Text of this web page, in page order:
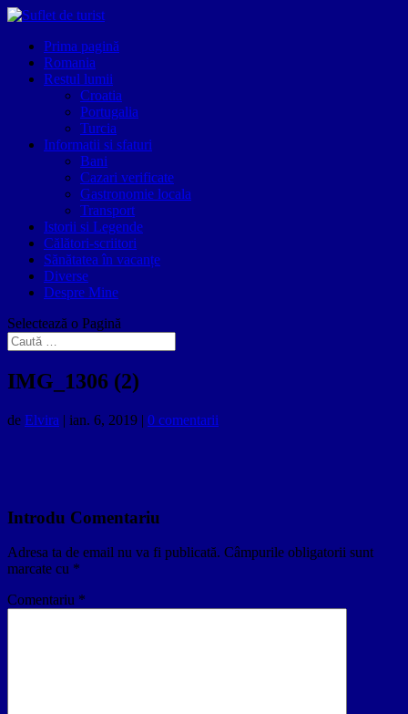
Prima pagină
Romania
Restul lumii
Croatia
Portugalia
Turcia
Informatii si sfaturi
Bani
Cazari verificate
Gastronomie locala
Transport
Istorii si Legende
Călători-scriitori
Sănătatea în vacanțe
Diverse
Despre Mine
Selectează o Pagină
IMG_1306 (2)
de Elvira | ian. 6, 2019 | 0 comentarii
Introdu Comentariu
Adresa ta de email nu va fi publicată. Câmpurile obligatorii sunt
marcate cu *
Comentariu *